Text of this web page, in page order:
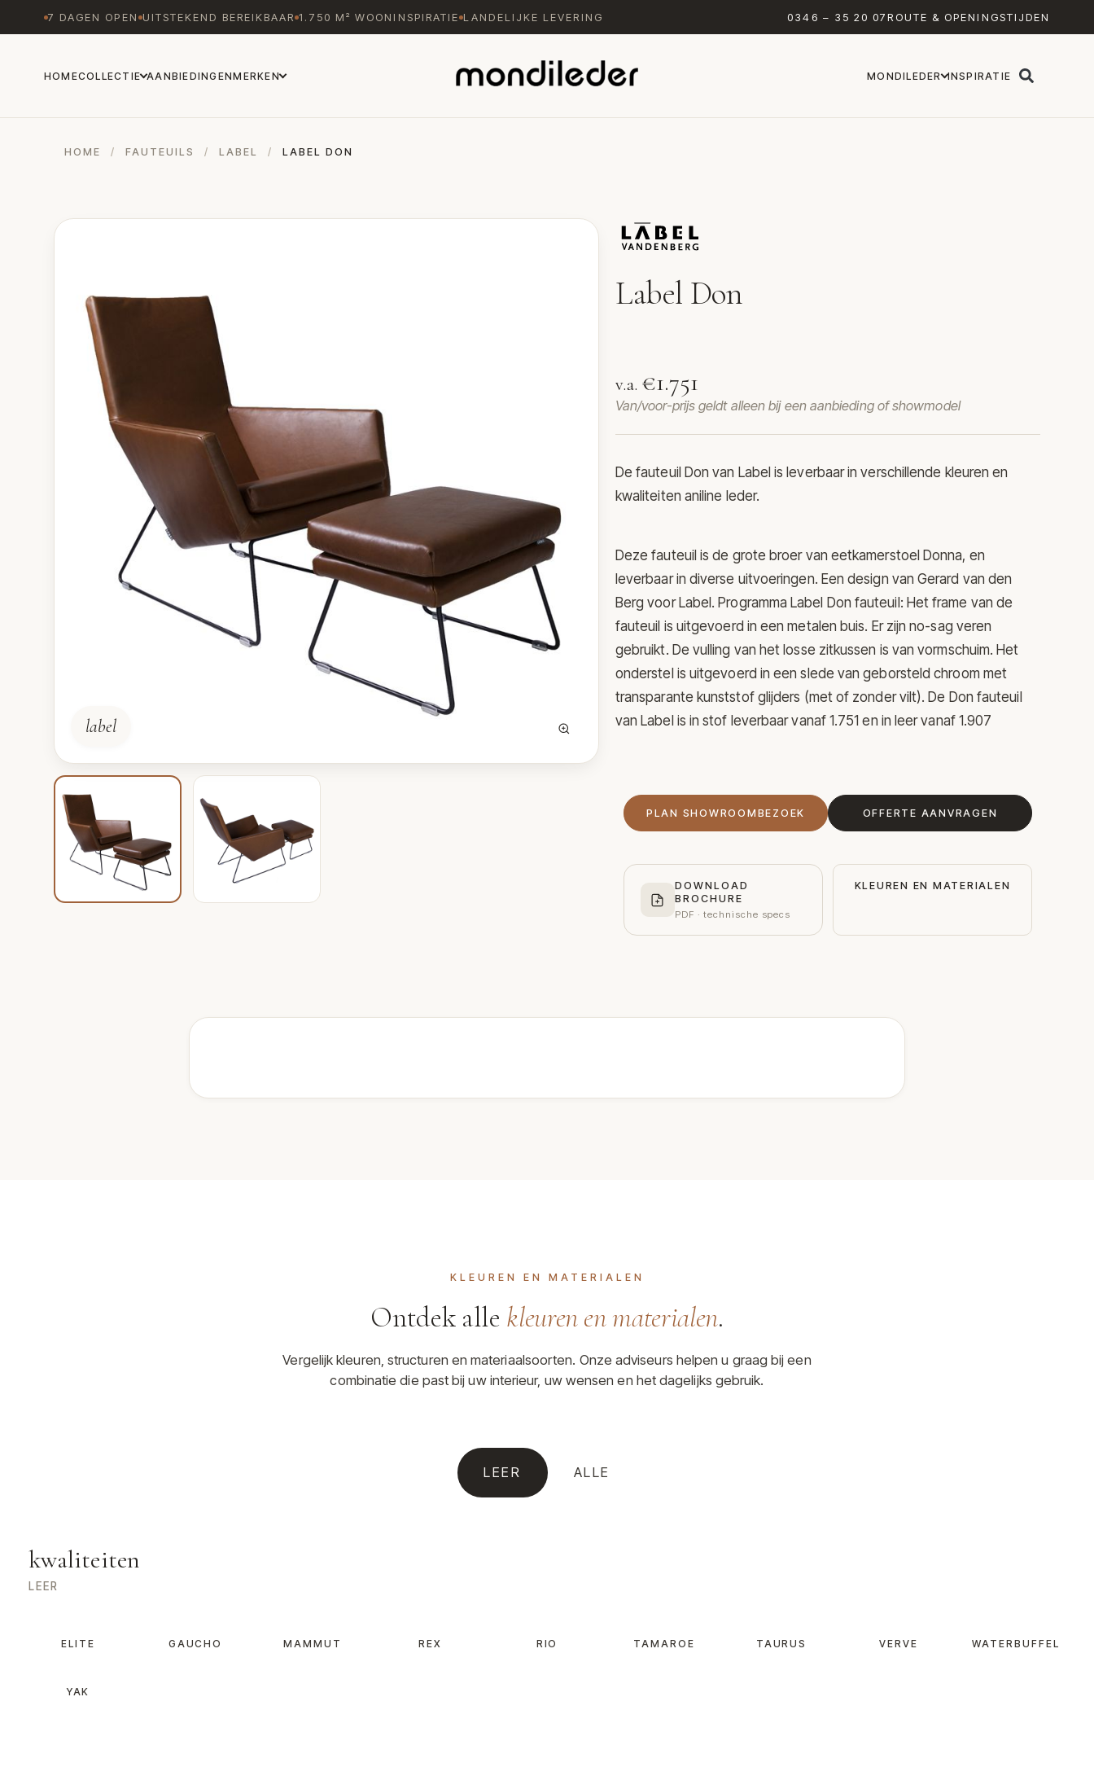
7 DAGEN OPEN UITSTEKEND BEREIKBAAR 1.750 M² WOONINSPIRATIE LANDELIJKE LEVERING 0346 – 35 20 07ROUTE & OPENINGSTIJDEN
HOMECOLLECTIE AANBIEDINGENMERKEN MONDILEDER INSPIRATIE
HOME / FAUTEUILS / LABEL / LABEL DON
label
Label Don
v.a. €1.751
Van/voor-prijs geldt alleen bij een aanbieding of showmodel
De fauteuil Don van Label is leverbaar in verschillende kleuren en
kwaliteiten aniline leder.
Deze fauteuil is de grote broer van eetkamerstoel Donna, en
leverbaar in diverse uitvoeringen. Een design van Gerard van den
Berg voor Label. Programma Label Don fauteuil: Het frame van de
fauteuil is uitgevoerd in een metalen buis. Er zijn no-sag veren
gebruikt. De vulling van het losse zitkussen is van vormschuim. Het
onderstel is uitgevoerd in een slede van geborsteld chroom met
transparante kunststof glijders (met of zonder vilt). De Don fauteuil
van Label is in stof leverbaar vanaf 1.751 en in leer vanaf 1.907
PLAN SHOWROOMBEZOEK OFFERTE AANVRAGEN
DOWNLOAD
BROCHURE
PDF · technische specs
KLEUREN EN MATERIALEN
KLEUREN EN MATERIALEN
Ontdek alle kleuren en materialen.
Vergelijk kleuren, structuren en materiaalsoorten. Onze adviseurs helpen u graag bij een
combinatie die past bij uw interieur, uw wensen en het dagelijks gebruik.
LEER ALLE
kwaliteiten
LEER
ELITE GAUCHO MAMMUT REX RIO TAMAROE TAURUS VERVE WATERBUFFEL
YAK